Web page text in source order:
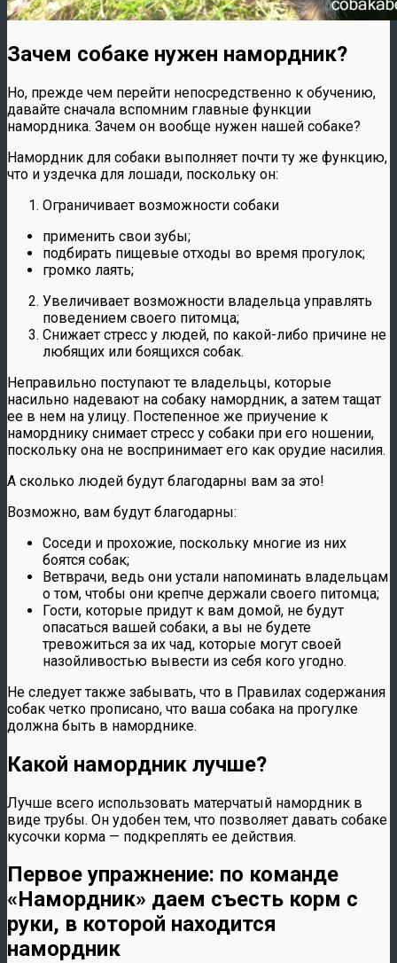
Зачем собаке нужен намордник?
Но, прежде чем перейти непосредственно к обучению,
давайте сначала вспомним главные функции
намордника. Зачем он вообще нужен нашей собаке?
Намордник для собаки выполняет почти ту же функцию,
что и уздечка для лошади, поскольку он:
Ограничивает возможности собаки
применить свои зубы;
подбирать пищевые отходы во время прогулок;
громко лаять;
Увеличивает возможности владельца управлять
поведением своего питомца;
Снижает стресс у людей, по какой-либо причине не
любящих или боящихся собак.
Неправильно поступают те владельцы, которые
насильно надевают на собаку намордник, а затем тащат
ее в нем на улицу. Постепенное же приучение к
наморднику снимает стресс у собаки при его ношении,
поскольку она не воспринимает его как орудие насилия.
А сколько людей будут благодарны вам за это!
Возможно, вам будут благодарны:
Соседи и прохожие, поскольку многие из них
боятся собак;
Ветврачи, ведь они устали напоминать владельцам
о том, чтобы они крепче держали своего питомца;
Гости, которые придут к вам домой, не будут
опасаться вашей собаки, а вы не будете
тревожиться за их чад, которые могут своей
назойливостью вывести из себя кого угодно.
Не следует также забывать, что в Правилах содержания
собак четко прописано, что ваша собака на прогулке
должна быть в наморднике.
Какой намордник лучше?
Лучше всего использовать матерчатый намордник в
виде трубы. Он удобен тем, что позволяет давать собаке
кусочки корма — подкреплять ее действия.
Первое упражнение: по команде
«Намордник» даем съесть корм с
руки, в которой находится
намордник